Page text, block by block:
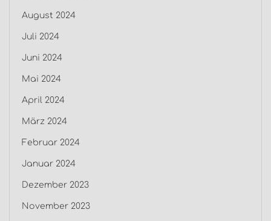
August 2024
Juli 2024
Juni 2024
Mai 2024
April 2024
März 2024
Februar 2024
Januar 2024
Dezember 2023
November 2023